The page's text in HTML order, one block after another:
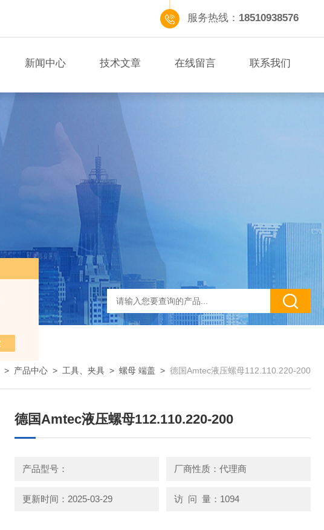
服务热线： 18510938576
新闻中心 技术文章 在线留言 联系我们
> 产品中心 > 工具、夹具 > 螺母 端盖 > 德国Amtec液压螺母112.110.220-200
德国Amtec液压螺母112.110.220-200
产品型号： 厂商性质：代理商
更新时间：2025-03-29 访 问 量：1094